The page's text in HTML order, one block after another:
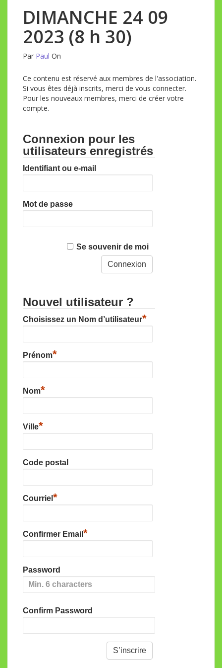
DIMANCHE 24 09
2023 (8 h 30)
Par Paul On
Ce contenu est réservé aux membres de l'association.
Si vous êtes déjà inscrits, merci de vous connecter.
Pour les nouveaux membres, merci de créer votre
compte.
Connexion pour les
utilisateurs enregistrés
Identifiant ou e-mail
Mot de passe
Se souvenir de moi
Nouvel utilisateur ?
Choisissez un Nom d’utilisateur*
Prénom*
Nom*
Ville*
Code postal
Courriel *
Confirmer Email *
Password
Confirm Password